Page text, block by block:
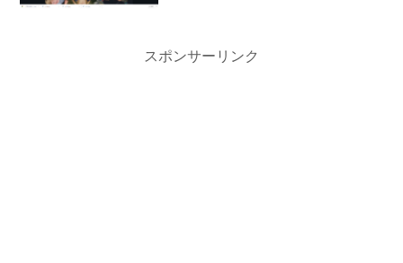
スポンサーリンク